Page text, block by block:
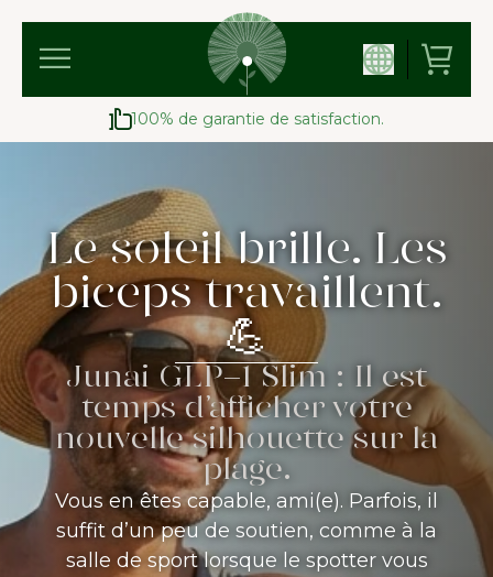
100% de garantie de satisfaction.
Le soleil brille. Les
biceps travaillent.
💪
Junai GLP-1 Slim : Il est
temps d’afficher votre
nouvelle silhouette sur la
plage.
Vous en êtes capable, ami(e). Parfois, il
suffit d’un peu de soutien, comme à la
salle de sport lorsque le spotter vous